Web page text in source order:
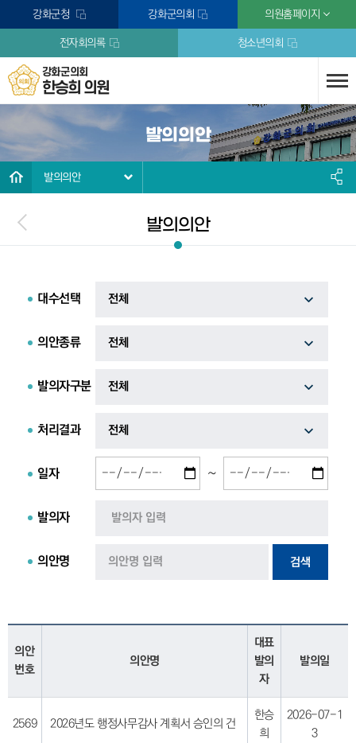
본문바로가기
강화군청 강화군의회
의원홈페이지
전자회의록
청소년의회
강화군의회
한승희 의원
발의의안
발의의안
발의의안
대수선택
의안종류
발의자구분
처리결과
일자 ~
발의자
의안명 검색
의안
번호
의안명
대표
발의
자
발의일
2569 2026년도 행정사무감사 계획서 승인의 건
한승
희
2026-07-1
3